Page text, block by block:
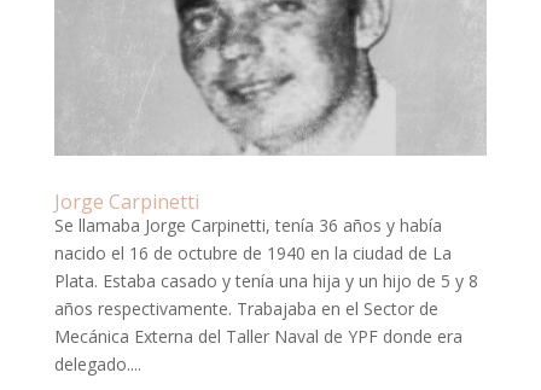
Jorge Carpinetti
Se llamaba Jorge Carpinetti, tenía 36 años y había
nacido el 16 de octubre de 1940 en la ciudad de La
Plata. Estaba casado y tenía una hija y un hijo de 5 y 8
años respectivamente. Trabajaba en el Sector de
Mecánica Externa del Taller Naval de YPF donde era
delegado....